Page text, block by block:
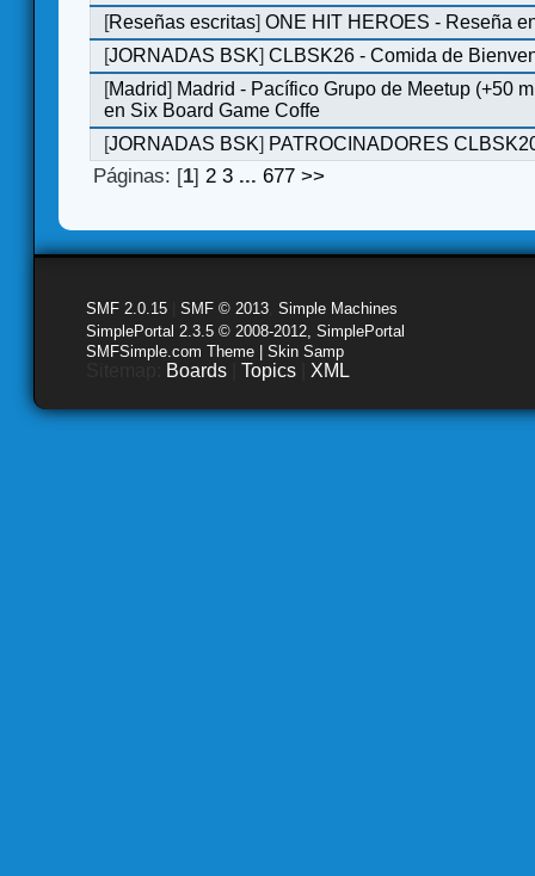
[Reseñas escritas]ONE HIT HEROES - Reseña
[JORNADAS BSK]CLBSK26 - Comida de
[Madrid] Madrid - Pacífico Grupo de Meetup (+50
en Six Board Game Coffe
[JORNADAS BSK] PATROCINADORES
Páginas: [1]2 3 ...677 >>
SMF 2.0.15 SMF © 2013 Simple Machines
SimplePortal 2.3.5 © 2008-2012, SimplePortal
SMFSimple.com Theme | Skin Samp
Boards Topics XML